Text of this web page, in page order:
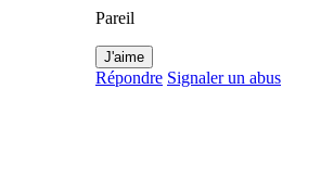
Pareil
J'aime
Répondre Signaler un abus